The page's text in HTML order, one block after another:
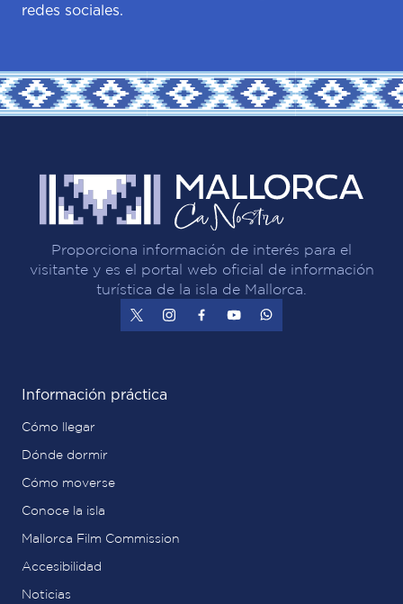
redes sociales.
Proporciona información de interés para el
visitante y es el portal web oficial de información
turística de la isla de Mallorca.
Información práctica
Cómo llegar
Dónde dormir
Cómo moverse
Conoce la isla
Mallorca Film Commission
Accesibilidad
Noticias